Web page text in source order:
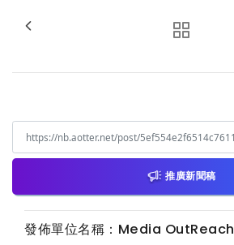
推廣新聞稿
發佈單位名稱：Media OutReach